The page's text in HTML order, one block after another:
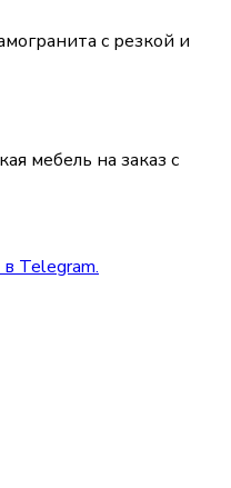
с резкой и
мебель на заказ с
Telegram.